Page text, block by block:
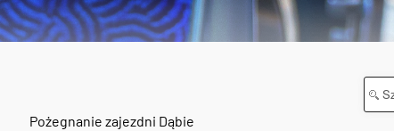
Pożegnanie zajezdni Dąbie